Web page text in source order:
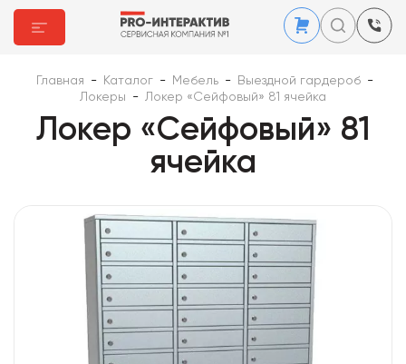
Главная - Каталог - Мебель - Выездной гардероб
-
Локеры
- Локер «Сейфовый» 81 ячейка
Локер «Сейфовый» 81
ячейка